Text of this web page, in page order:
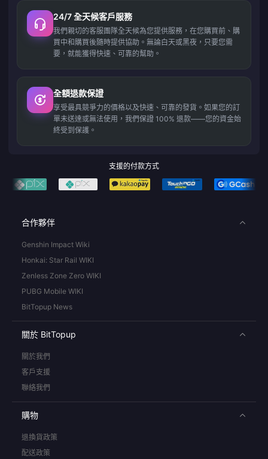
24/7 全天候客戶服務
我們親切的客服團隊全天候為您提供服務，在您購買前、購
買中和購買後隨時提供協助。無論白天或黑夜，只要您需
要，就能獲得快速、可靠的幫助。
全額退款保證
享受最具競爭力的價格以及快速、可靠的發貨。如果您的訂
單未送達或無法使用，我們保證 100% 退款——您的資金始
終受到保護。
支援的付款方式
合作夥伴
Genshin Impact Wiki
Honkai: Star Rail WIKI
Zenless Zone Zero WIKI
PUBG Mobile WIKI
BitTopup News
關於 BitTopup
關於我們
客戶支援
聯絡我們
購物
退換貨政策
配送政策